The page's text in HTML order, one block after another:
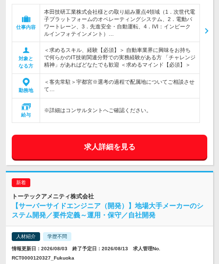
仕事内容
本田技研工業株式会社様との取り組み重点4領域（1．次世代電
子プラットフォームのオペレーティングシステム、2．電動パ
ワートレーン、3．先進安全・自動運転、4．IVI：インビーク
ルインフォテインメント）…
対象と
なる方
＜求めるスキル、経験【必須】＞ 自動車業界に興味をお持ち
で何らかのIT技術関連分野での実務経験がある方 「チャレンジ
精神」があればどなたでも歓迎 ＜求めるマインド【必須】＞
勤務地
＜客先常駐＞宇都宮※選考の過程で配属地についてご相談させ
て…
給与
※詳細はコンサルタントへご確認ください。
求人詳細を見る
トーテックアメニティ株式会社
【サーバーサイドエンジニア（開発）】地場大手メーカーのシ
ステム開発／要件定義～運用・保守／自社開発
人材紹介 学歴不問
情報更新日：2026/08/03 終了予定日：2026/08/13 求人管理No.
RCT0000120327_Fukuoka